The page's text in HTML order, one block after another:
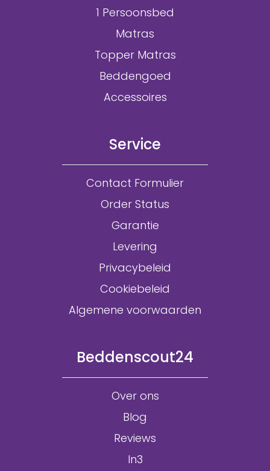
1 Persoonsbed
Matras
Topper Matras
Beddengoed
Accessoires
Service
Contact Formulier
Order Status
Garantie
Levering
Privacybeleid
Cookiebeleid
Algemene voorwaarden
Beddenscout24
Over ons
Blog
Reviews
In3